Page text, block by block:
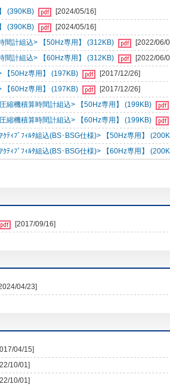
(390KB)
[2024/05/16]
(390KB)
[2024/05/16]
間計組込> 【50Hz専用】 (312KB)
[2022/06/
間計組込> 【60Hz専用】 (312KB)
[2022/06/
【50Hz専用】 (197KB)
[2017/12/26]
【60Hz専用】 (197KB)
[2017/12/26]
縮機積算時間計組込> 【50Hz専用】 (199KB)
縮機積算時間計組込> 【60Hz専用】 (199KB)
ﾃｨﾌﾞﾌｨﾙﾀ組込(BS･BSG仕様)> 【50Hz専用】
ﾃｨﾌﾞﾌｨﾙﾀ組込(BS･BSG仕様)> 【60Hz専用】
[2017/09/16]
04/23]
04/15]
10/01]
10/01]